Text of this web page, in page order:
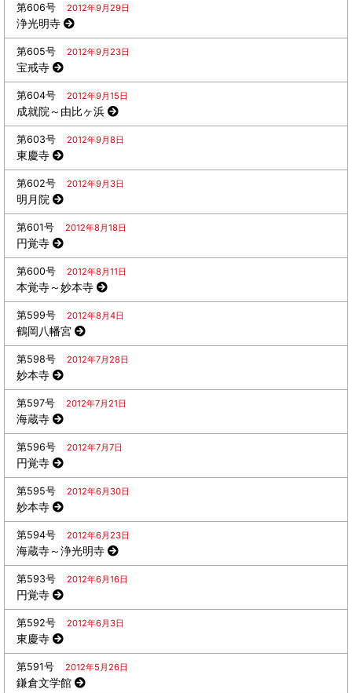
第606号 2012年9月29日
浄光明寺
第605号 2012年9月23日
宝戒寺
第604号 2012年9月15日
成就院～由比ヶ浜
第603号 2012年9月8日
東慶寺
第602号 2012年9月3日
明月院
第601号 2012年8月18日
円覚寺
第600号 2012年8月11日
本覚寺～妙本寺
第599号 2012年8月4日
鶴岡八幡宮
第598号 2012年7月28日
妙本寺
第597号 2012年7月21日
海蔵寺
第596号 2012年7月7日
円覚寺
第595号 2012年6月30日
妙本寺
第594号 2012年6月23日
海蔵寺～浄光明寺
第593号 2012年6月16日
円覚寺
第592号 2012年6月3日
東慶寺
第591号 2012年5月26日
鎌倉文学館